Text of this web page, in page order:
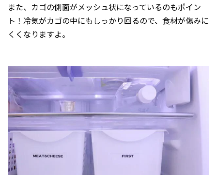
また、カゴの側面がメッシュ状になっているのもポイン
ト！冷気がカゴの中にもしっかり回るので、食材が傷みに
くくなりますよ。